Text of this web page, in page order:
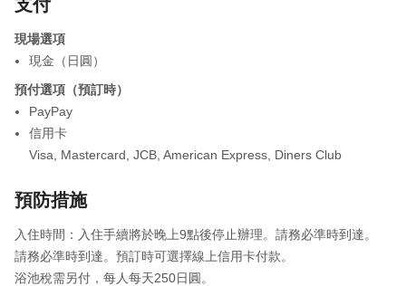
支付
現場選項
現金（日圓）
預付選項（預訂時）
PayPay
信用卡
Visa
Mastercard JCB American Express Diners Club
預防措施
入住時間：入住手續將於晚上9點後停止辦理。請務必準時到達。
請務必準時到達。預訂時可選擇線上信用卡付款。
浴池稅需另付，每人每天250日圓。